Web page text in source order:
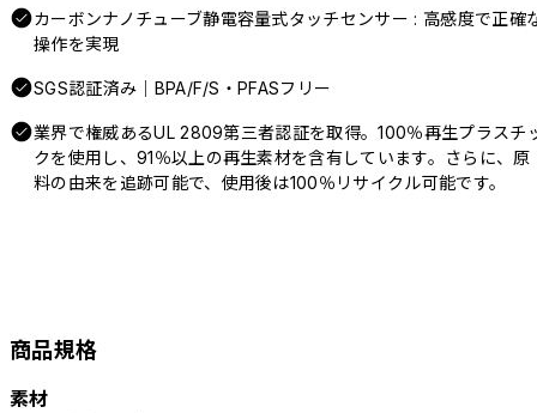
カーボンナノチューブ静電容量式タッチセンサー : 高感度で正確
操作を実現
SGS認証済み｜BPA/F/S・PFASフリー
業界で権威あるUL 2809第三者認証を取得。100％再生プラスチ
クを使用し、91％以上の再生素材を含有しています。さらに、原
料の由来を追跡可能で、使用後は100％リサイクル可能です。
商品規格
素材